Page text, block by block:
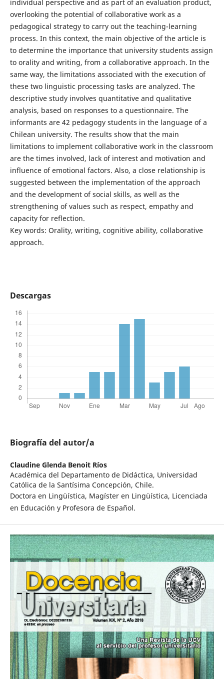
individual perspective and as part of an evaluation product,
overlooking the potential of collaborative work as a
pedagogical strategy to carry out the teaching-learning
process. In this context, the main objective of the article is
to determine the importance that university students assign
to orality and writing, from a collaborative approach. In the
same way, the limitations associated with the execution of
these two linguistic processing tasks are analyzed. The
descriptive study involves quantitative and qualitative
analysis, based on responses to a questionnaire. The
informants are 42 pedagogy students in the language of a
Chilean university. The results show that the main
limitations to implement collaborative work in the classroom
are the times involved, lack of interest and motivation and
influence of emotional factors. Also, a close relationship is
suggested between the implementation of the approach
and the development of social skills, as well as the
strengthening of values such as respect, empathy and
capacity for reflection.
Key words: Orality, writing, cognitive ability, collaborative
approach.
Descargas
Biografía del autor/a
Claudine Glenda Benoit Ríos
Académica del Departamento de Didáctica, Universidad
Católica de la Santísima Concepción, Chile.
Doctora en Lingüística, Magíster en Lingüística, Licenciada
en Educación y Profesora de Español.